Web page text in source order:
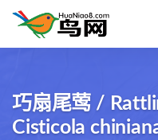
巧扇尾莺 /
Cisticola